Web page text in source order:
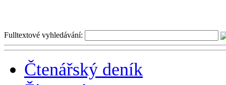
Fulltextové vyhledávání:
Čtenářský deník